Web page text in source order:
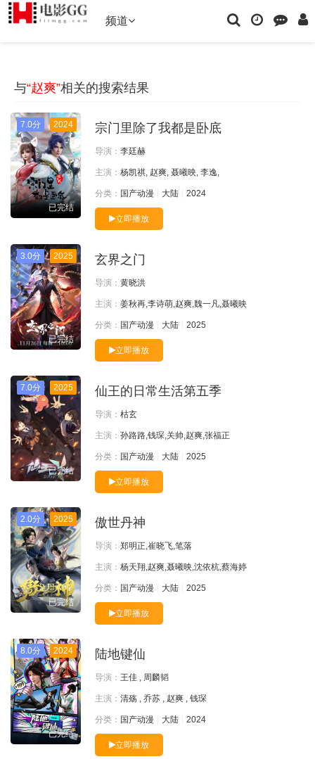
频道
与“赵爽”相关的搜索结果
7.0分 2024
已完结
宗门里除了我都是卧底
导演： 李廷赫
主演： 杨凯祺, 赵爽, 聂曦映, 李逸,
分类： 国产动漫 大陆 2024
立即播放
3.0分 2025
已完结
玄界之门
导演： 黄晓洪
主演： 姜秋再,李诗萌,赵爽,魏一凡,聂曦映
分类： 国产动漫 大陆 2025
立即播放
7.0分 2025
已完结
仙王的日常生活第五季
导演： 枯玄
主演： 孙路路,钱琛,关帅,赵爽,张福正
分类： 国产动漫 大陆 2025
立即播放
2.0分 2025
已完结
傲世丹神
导演： 郑明正,崔晓飞,笔落
主演： 杨天翔,赵爽,聂曦映,沈依杭,蔡海婷
分类： 国产动漫 大陆 2025
立即播放
8.0分 2024
已完结
陆地键仙
导演： 王佳 , 周麟韬
主演： 清殇 , 乔苏 , 赵爽 , 钱琛
分类： 国产动漫 大陆 2024
立即播放